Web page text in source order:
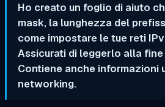
Ho creato un foglio di aiuto
mask, la lunghezza del
come impostare le tue reti
Assicurati di leggerlo alla
Contiene anche informazioni
networking.